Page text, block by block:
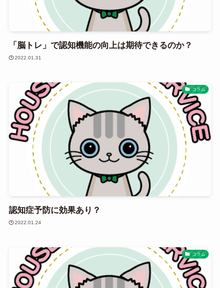
「脳トレ」で認知機能の向上は期待できるのか？
2022.01.31
コラム
認知症予防に効果あり？
2022.01.24
コラム